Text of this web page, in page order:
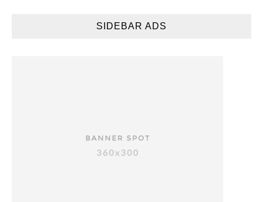
SIDEBAR ADS